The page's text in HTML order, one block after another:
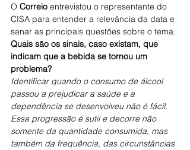
O Correio entrevistou o representante do
CISA para entender a relevância da data e
sanar as principais questões sobre o tema.
Quais são os sinais, caso existam, que
indicam que a bebida se tornou um
problema?
Identificar quando o consumo de álcool
passou a prejudicar a saúde e a
dependência se desenvolveu não é fácil.
Essa progressão é sutil e decorre não
somente da quantidade consumida, mas
também da frequência, das circunstâncias